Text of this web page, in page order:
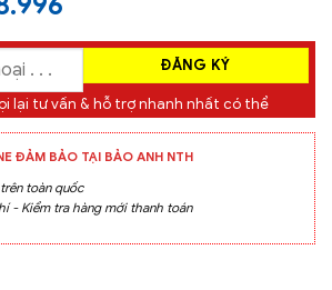
lại tư vấn & hỗ trợ nhanh nhất có thể
ĐẢM BẢO TẠI BẢO ANH NTH
toàn quốc
- Kiểm tra hàng mới thanh toán